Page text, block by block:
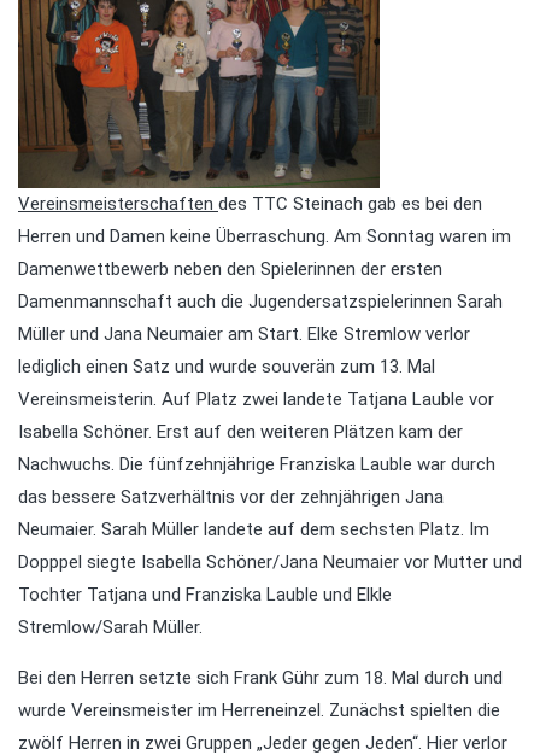
Vereinsmeisterschaften des TTC Steinach gab es bei den
Herren und Damen keine Überraschung. Am Sonntag waren im
Damenwettbewerb neben den Spielerinnen der ersten
Damenmannschaft auch die Jugendersatzspielerinnen Sarah
Müller und Jana Neumaier am Start. Elke Stremlow verlor
lediglich einen Satz und wurde souverän zum 13. Mal
Vereinsmeisterin. Auf Platz zwei landete Tatjana Lauble vor
Isabella Schöner. Erst auf den weiteren Plätzen kam der
Nachwuchs. Die fünfzehnjährige Franziska Lauble war durch
das bessere Satzverhältnis vor der zehnjährigen Jana
Neumaier. Sarah Müller landete auf dem sechsten Platz. Im
Dopppel siegte Isabella Schöner/Jana Neumaier vor Mutter und
Tochter Tatjana und Franziska Lauble und Elkle
Stremlow/Sarah Müller.
Bei den Herren setzte sich Frank Gühr zum 18. Mal durch und
wurde Vereinsmeister im Herreneinzel. Zunächst spielten die
zwölf Herren in zwei Gruppen „Jeder gegen Jeden“. Hier verlor